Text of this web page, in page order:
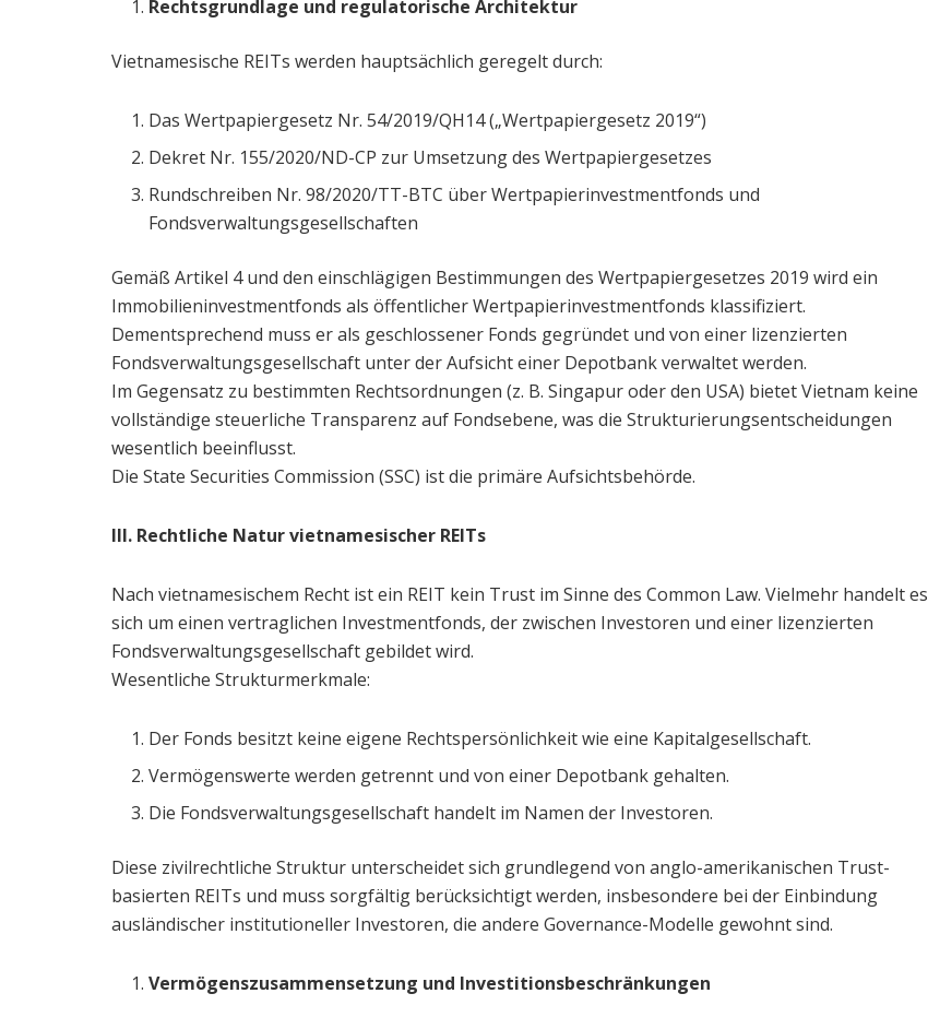
Rechtsgrundlage und regulatorische Architektur
Vietnamesische REITs werden hauptsächlich geregelt durch:
Das Wertpapiergesetz Nr. 54/2019/QH14 („Wertpapiergesetz 2019“)
Dekret Nr. 155/2020/ND-CP zur Umsetzung des Wertpapiergesetzes
Rundschreiben Nr. 98/2020/TT-BTC über Wertpapierinvestmentfonds und
Fondsverwaltungsgesellschaften
Gemäß Artikel 4 und den einschlägigen Bestimmungen des Wertpapiergesetzes 2019 wird ein
Immobilieninvestmentfonds als öffentlicher Wertpapierinvestmentfonds klassifiziert.
Dementsprechend muss er als geschlossener Fonds gegründet und von einer lizenzierten
Fondsverwaltungsgesellschaft unter der Aufsicht einer Depotbank verwaltet werden.
Im Gegensatz zu bestimmten Rechtsordnungen (z. B. Singapur oder den USA) bietet Vietnam keine
vollständige steuerliche Transparenz auf Fondsebene, was die Strukturierungsentscheidungen
wesentlich beeinflusst.
Die State Securities Commission (SSC) ist die primäre Aufsichtsbehörde.
III. Rechtliche Natur vietnamesischer REITs
Nach vietnamesischem Recht ist ein REIT kein Trust im Sinne des Common Law. Vielmehr handelt es
sich um einen vertraglichen Investmentfonds, der zwischen Investoren und einer lizenzierten
Fondsverwaltungsgesellschaft gebildet wird.
Wesentliche Strukturmerkmale:
Der Fonds besitzt keine eigene Rechtspersönlichkeit wie eine Kapitalgesellschaft.
Vermögenswerte werden getrennt und von einer Depotbank gehalten.
Die Fondsverwaltungsgesellschaft handelt im Namen der Investoren.
Diese zivilrechtliche Struktur unterscheidet sich grundlegend von anglo-amerikanischen Trust-
basierten REITs und muss sorgfältig berücksichtigt werden, insbesondere bei der Einbindung
ausländischer institutioneller Investoren, die andere Governance-Modelle gewohnt sind.
Vermögenszusammensetzung und Investitionsbeschränkungen